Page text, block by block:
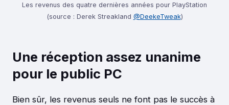
Les revenus des quatre dernières années pour PlayStation
(source : Derek Streakland @DeekeTweak)
Une réception assez unanime
pour le public PC
Bien sûr, les revenus seuls ne font pas le succès à